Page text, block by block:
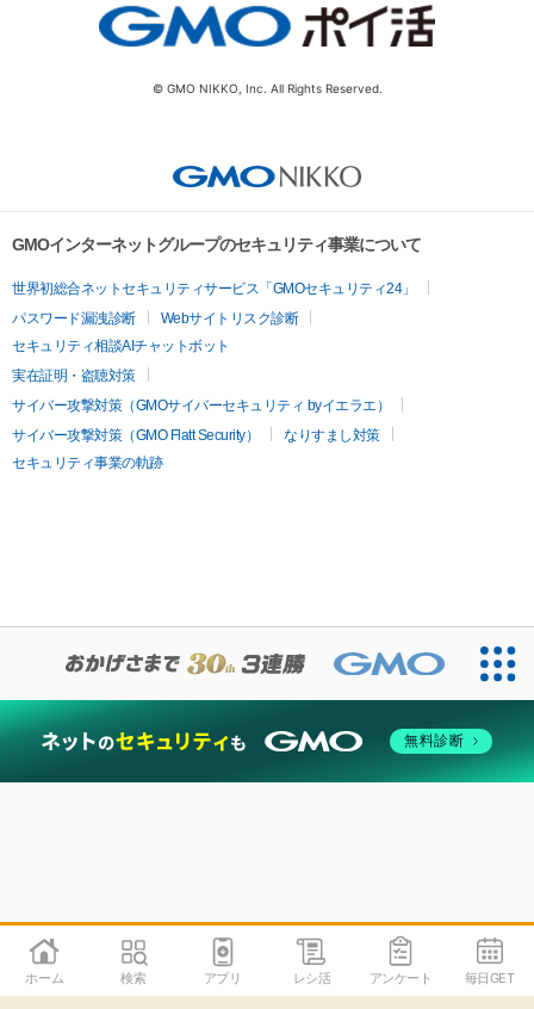
ホーム 検索 アプリ レシ活 アンケート 毎日GET
© GMO NIKKO, Inc. All Rights Reserved.
GMOインターネットグループのセキュリティ事業について
世界初総合ネットセキュリティサービス「GMOセキュリティ24」
パスワード漏洩診断
Webサイトリスク診断
セキュリティ相談AIチャットボット
実在証明・盗聴対策
サイバー攻撃対策（GMOサイバーセキュリティ byイエラエ）
サイバー攻撃対策（GMO Flatt Security）
なりすまし対策
セキュリティ事業の軌跡
無料診断